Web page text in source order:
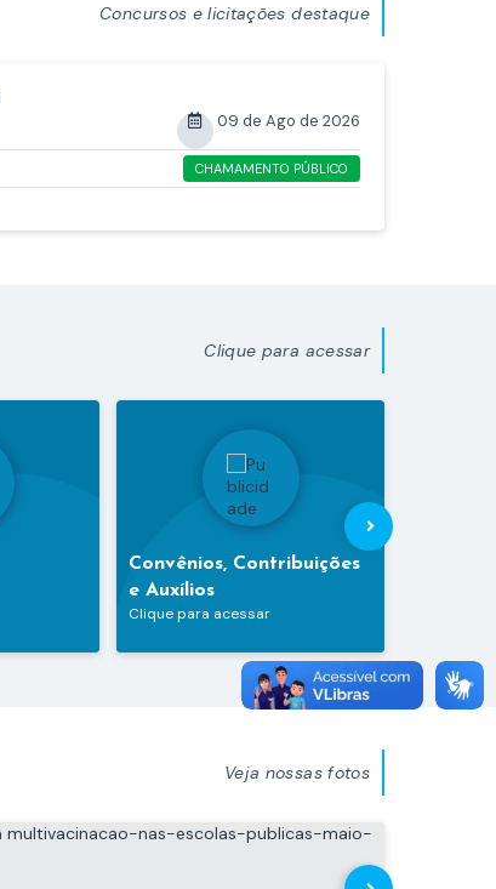
Concursos e licitações destaque
CHAMAMENTO PÚBLICO
09 de Ago de 2026
Clique para acessar
Convênios, Contribuições
e Auxílios
Clique para acessar
Veja nossas fotos